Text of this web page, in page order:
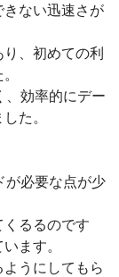
ない迅速さが
、初めての利
、効率的にデー
た。
が必要な点が少
るるのです
ます。
うにしてもら